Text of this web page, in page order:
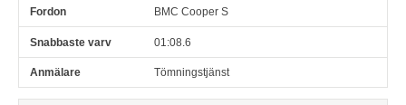
BMC Cooper S
01:08.6
Tömningstjänst